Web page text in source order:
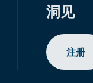
洞见
注册